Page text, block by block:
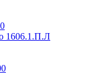
1606.1.П.Л